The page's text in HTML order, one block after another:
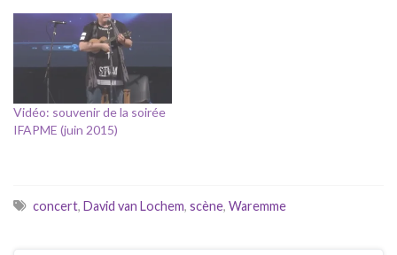
Vidéo: souvenir de la soirée
IFAPME (juin 2015)
concert, David van Lochem, scène, Waremme